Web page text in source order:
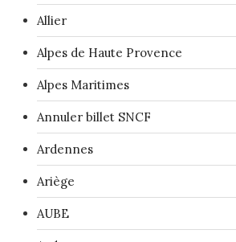
Allier
Alpes de Haute Provence
Alpes Maritimes
Annuler billet SNCF
Ardennes
Ariège
AUBE